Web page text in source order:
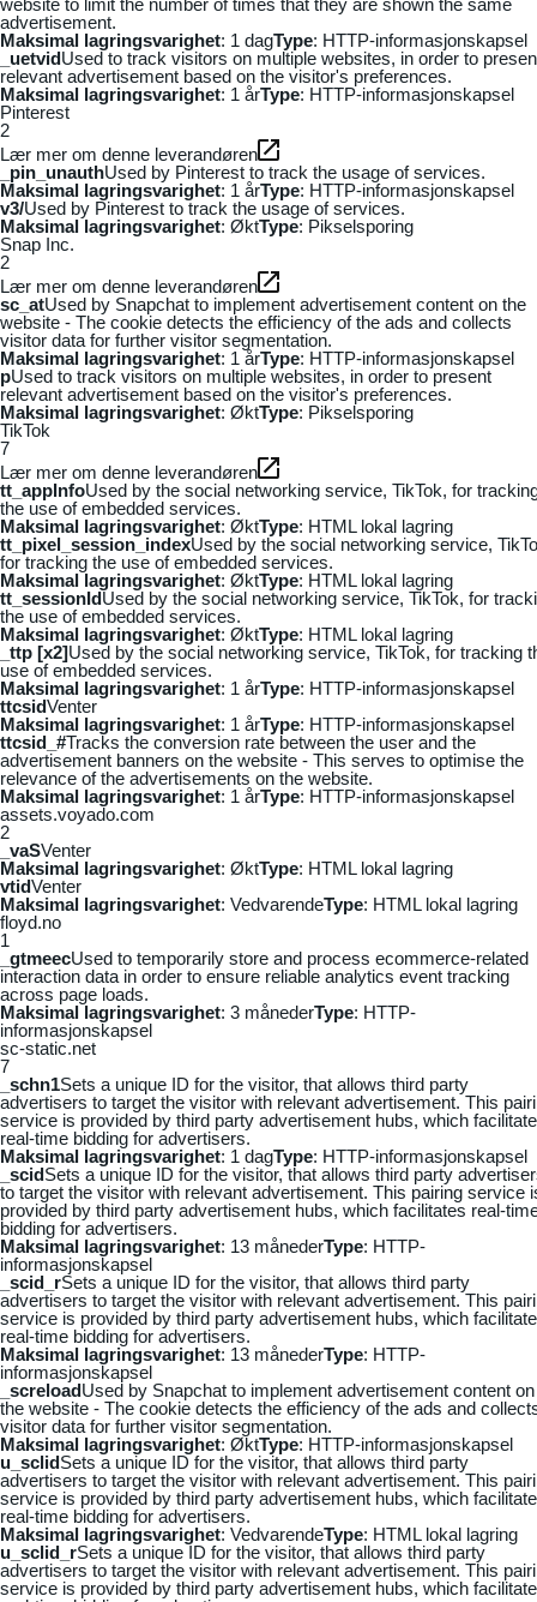
advertisement.
Maksimal lagringsvarighet: 1 dagType: HTTP-informasjonskapsel
_uetvidUsed to track visitors on multiple websites, in order to
relevant advertisement based on the visitor's preferences.
Maksimal lagringsvarighet: 1 årType: HTTP-informasjonskapsel
Pinterest
2
Lær mer om denne leverandøren
_pin_unauthUsed by Pinterest to track the usage of services.
Maksimal lagringsvarighet: 1 årType: HTTP-informasjonskapsel
v3/Used by Pinterest to track the usage of services.
Maksimal lagringsvarighet: ØktType: Pikselsporing
Snap Inc.
2
Lær mer om denne leverandøren
sc_atUsed by Snapchat to implement advertisement content on the
website - The cookie detects the efficiency of the ads and collects
visitor data for further visitor segmentation.
Maksimal lagringsvarighet: 1 årType: HTTP-informasjonskapsel
pUsed to track visitors on multiple websites, in order to present
relevant advertisement based on the visitor's preferences.
Maksimal lagringsvarighet: ØktType: Pikselsporing
TikTok
7
Lær mer om denne leverandøren
tt_appInfoUsed by the social networking service, TikTok, for
the use of embedded services.
Maksimal lagringsvarighet: ØktType: HTML lokal lagring
tt_pixel_session_indexUsed by the social networking service,
for tracking the use of embedded services.
Maksimal lagringsvarighet: ØktType: HTML lokal lagring
tt_sessionIdUsed by the social networking service, TikTok, for
the use of embedded services.
Maksimal lagringsvarighet: ØktType: HTML lokal lagring
_ttp [x2]Used by the social networking service, TikTok, for tracking
use of embedded services.
Maksimal lagringsvarighet: 1 årType: HTTP-informasjonskapsel
ttcsidVenter
Maksimal lagringsvarighet: 1 årType: HTTP-informasjonskapsel
ttcsid_#Tracks the conversion rate between the user and the
advertisement banners on the website - This serves to optimise the
relevance of the advertisements on the website.
Maksimal lagringsvarighet: 1 årType: HTTP-informasjonskapsel
assets.voyado.com
2
_vaSVenter
Maksimal lagringsvarighet: ØktType: HTML lokal lagring
vtidVenter
Maksimal lagringsvarighet: VedvarendeType: HTML lokal lagring
floyd.no
1
_gtmeecUsed to temporarily store and process ecommerce-related
interaction data in order to ensure reliable analytics event tracking
across page loads.
Maksimal lagringsvarighet: 3 månederType: HTTP-
informasjonskapsel
sc-static.net
7
_schn1Sets a unique ID for the visitor, that allows third party
advertisers to target the visitor with relevant advertisement. This
service is provided by third party advertisement hubs, which
real-time bidding for advertisers.
Maksimal lagringsvarighet: 1 dagType: HTTP-informasjonskapsel
_scidSets a unique ID for the visitor, that allows third party
to target the visitor with relevant advertisement. This pairing service
provided by third party advertisement hubs, which facilitates real-
bidding for advertisers.
Maksimal lagringsvarighet: 13 månederType: HTTP-
informasjonskapsel
_scid_rSets a unique ID for the visitor, that allows third party
advertisers to target the visitor with relevant advertisement. This
service is provided by third party advertisement hubs, which
real-time bidding for advertisers.
Maksimal lagringsvarighet: 13 månederType: HTTP-
informasjonskapsel
_screloadUsed by Snapchat to implement advertisement content on
the website - The cookie detects the efficiency of the ads and
visitor data for further visitor segmentation.
Maksimal lagringsvarighet: ØktType: HTTP-informasjonskapsel
u_sclidSets a unique ID for the visitor, that allows third party
advertisers to target the visitor with relevant advertisement. This
service is provided by third party advertisement hubs, which
real-time bidding for advertisers.
Maksimal lagringsvarighet: VedvarendeType: HTML lokal lagring
u_sclid_rSets a unique ID for the visitor, that allows third party
advertisers to target the visitor with relevant advertisement. This
service is provided by third party advertisement hubs, which